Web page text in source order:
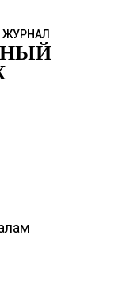
ЖУРНАЛ